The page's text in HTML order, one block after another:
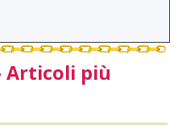
Articoli più